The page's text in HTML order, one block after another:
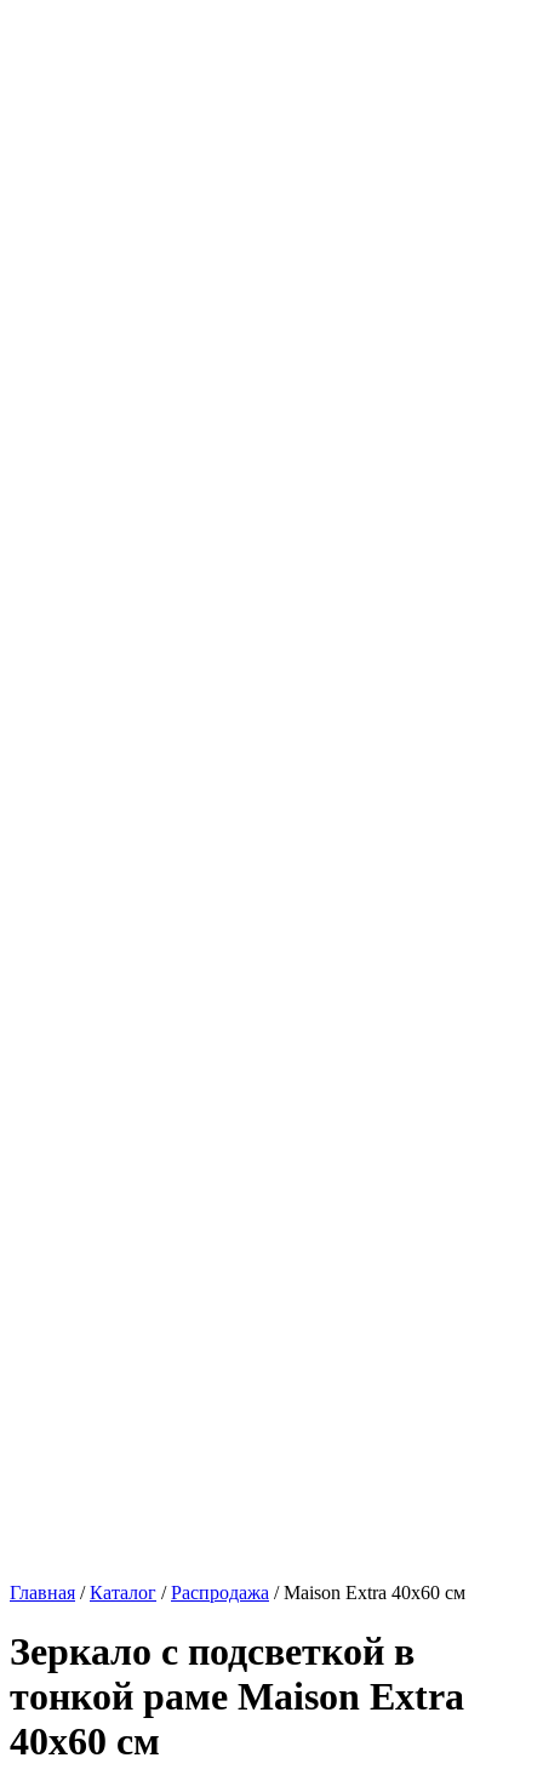
Главная /Каталог /Распродажа /Maison Extra 40х60 см
Зеркало с подсветкой в
тонкой раме Maison Extra
40х60 см